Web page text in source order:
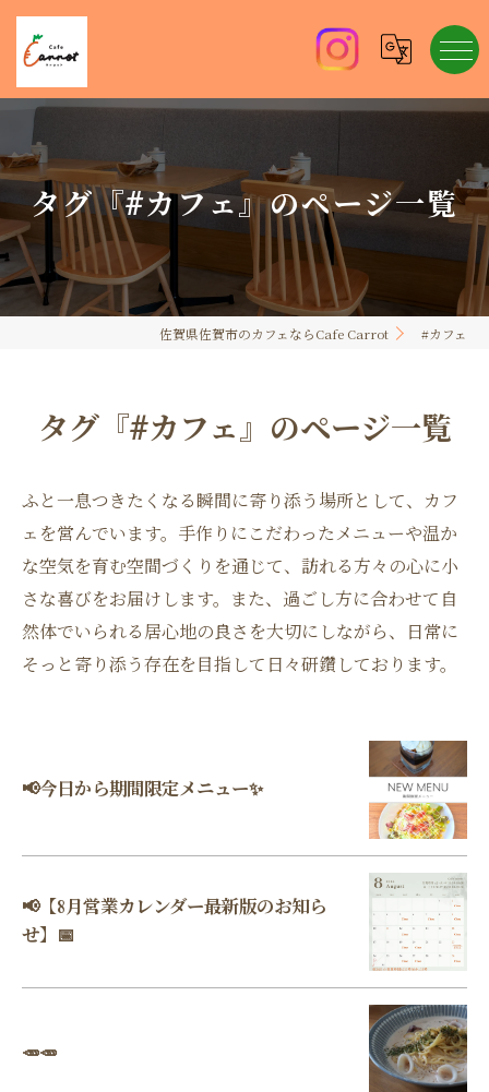
タグ『#カフェ』のページ一覧
佐賀県佐賀市のカフェならCafe Carrot #カフェ
タグ『#カフェ』のページ一覧
ふと一息つきたくなる瞬間に寄り添う場所として、カフ
ェを営んでいます。手作りにこだわったメニューや温か
な空気を育む空間づくりを通じて、訪れる方々の心に小
さな喜びをお届けします。また、過ごし方に合わせて自
然体でいられる居心地の良さを大切にしながら、日常に
そっと寄り添う存在を目指して日々研鑽しております。
📢今日から期間限定メニュー✨
📢【8月営業カレンダー最新版のお知ら
せ】📅
🥕🥕